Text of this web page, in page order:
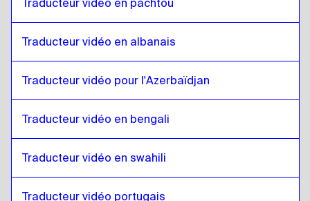
GalloisàEspagnol cubain
Espagnol cubainàGallois
Espagnol équatorienàGallois
Gallois
Estonien
GalloisàAmharique éthiopien
Traducteur vidéo en pachtou
Traducteur vidéo en albanais
Traducteur vidéo pour l'Azerbaïdjan
Traducteur vidéo en bengali
Traducteur vidéo en swahili
Traducteur vidéo portugais